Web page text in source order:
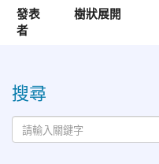
發表
者
樹狀展開
搜尋